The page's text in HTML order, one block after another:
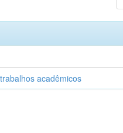
acadêmicos